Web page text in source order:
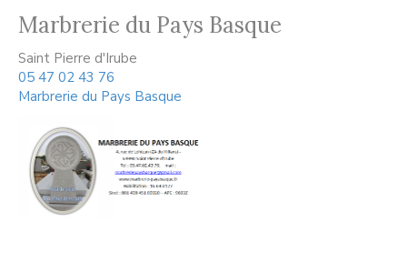
Marbrerie du Pays Basque
Saint Pierre d'Irube
05 47 02 43 76
Marbrerie du Pays Basque